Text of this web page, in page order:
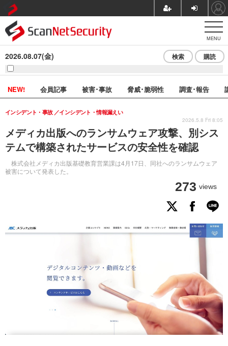
MENU
2026.08.07(金) 検索 購読
NEW! 会員記事 被害･事故 脅威･脆弱性 調査･報告
メディカ出版へのランサムウェア攻撃、別シス
テムで構築されたサービスの安全性を確認
株式会社メディカ出版基礎教育営業課は4月17日、同社へのランサムウェア
被害について発表した。
インシデント・事故 インシデント・情報漏えい
273 views
2026.5.8 Fri 8:05